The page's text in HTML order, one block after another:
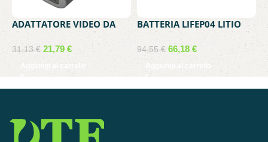
ADATTATORE VIDEO DA
VGA FEMMINA A USB-C
MASCHIO MEDIACOM MD-
31,13€ 21,79 €
Aggiungi al carrello
BATTERIA LIFEP04 LITIO
FERRO FOSFATO PER UPS
VULTECH GS-2568SLFP
25.6V 150WH
94,55€ 66,18 €
Aggiungi al carrello